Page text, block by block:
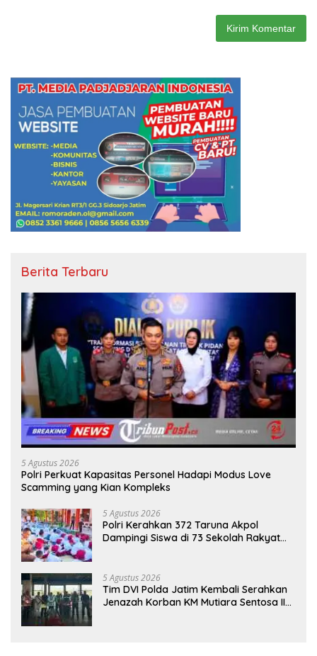
Berita Terbaru
5 Agustus 2026
Polri Perkuat Kapasitas Personel Hadapi Modus Love
Scamming yang Kian Kompleks
5 Agustus 2026
Polri Kerahkan 372 Taruna Akpol
Dampingi Siswa di 73 Sekolah Rakyat
5 Agustus 2026
Tim DVI Polda Jatim Kembali Serahkan
Jenazah Korban KM Mutiara Sentosa II